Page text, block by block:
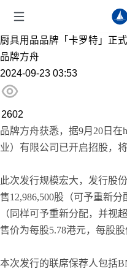
厨具用品品牌「卡罗特」正
品牌方舟
2024-09-23 03:53
2602
品牌方舟获悉，据9月20日在
业）有限公司已开启招股，将
此次发行规模宏大，发行股
售12,986,500股（可予重新
（同样可予重新分配，并视
售价为每股5.78港元，每股股
本次发行的联席保荐人包括